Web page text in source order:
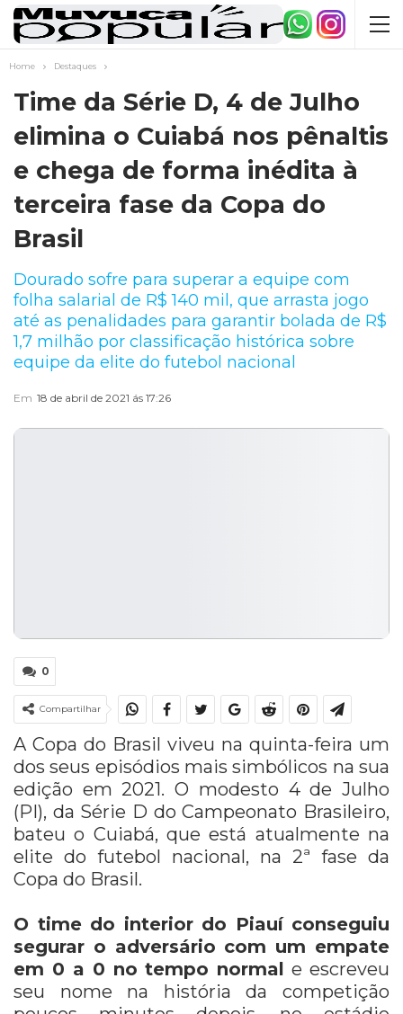
Home Destaques
Time da Série D, 4 de Julho
elimina o Cuiabá nos pênaltis
e chega de forma inédita à
terceira fase da Copa do
Brasil
Dourado sofre para superar a equipe com
folha salarial de R$ 140 mil, que arrasta jogo
até as penalidades para garantir bolada de R$
1,7 milhão por classificação histórica sobre
equipe da elite do futebol nacional
Em 18 de abril de 2021 ás 17:26
0
Compartilhar
A Copa do Brasil viveu na quinta-feira um
dos seus episódios mais simbólicos na sua
edição em 2021. O modesto 4 de Julho
(PI), da Série D do Campeonato Brasileiro,
bateu o Cuiabá, que está atualmente na
elite do futebol nacional, na 2ª fase da
Copa do Brasil.
O time do interior do Piauí conseguiu
segurar o adversário com um empate
em 0 a 0 no tempo normal e escreveu
seu nome na história da competição